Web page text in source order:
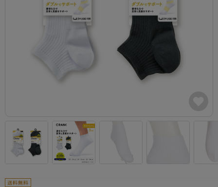
カテゴリから探す
ストッキング
- 着圧ストッキング
- パンティ部レスストッキング
タイツ
- 無地タイツ
- ブラトップ
ショーツ
- レギュラーショーツ
- サニタリーショーツ
ライフスタイルウェア
ルームウェア・パジャマ
アクティブ・スポーツ
- スポーツブラ
- スポーツトップス
ソックス・靴下
クルー・レギュラー丈ソックス
Tバック・ビキニ
肌着・インナー
ライフスタイルウェア
ルームウェア・パジャマ
ハイソックス
スクールソックス
スポーツブラ
ショーツ
レギュラーショーツ
サニタリーショーツ
スゴスト
フェイクタイツ
hotto comfort
Atsugi COLORS
私に似合う、ストッキング選び
タイツの選び方
ご利用ガイド
はじめての方へ
よくある質問（FAQ）
サイズ表